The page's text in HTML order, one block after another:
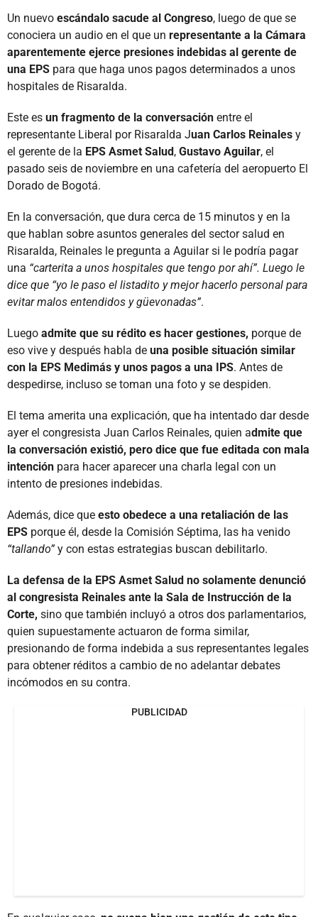
Un nuevo escándalo sacude al Congreso, luego de que se
conociera un audio en el que un representante a la Cámara
aparentemente ejerce presiones indebidas al gerente de
una EPS para que haga unos pagos determinados a unos
hospitales de Risaralda.
Este es un fragmento de la conversación entre el
representante Liberal por Risaralda Juan Carlos Reinales y
el gerente de la EPS Asmet Salud, Gustavo Aguilar, el
pasado seis de noviembre en una cafetería del aeropuerto El
Dorado de Bogotá.
En la conversación, que dura cerca de 15 minutos y en la
que hablan sobre asuntos generales del sector salud en
Risaralda, Reinales le pregunta a Aguilar si le podría pagar
una “carterita a unos hospitales que tengo por ahí”. Luego le
dice que “yo le paso el listadito y mejor hacerlo personal para
evitar malos entendidos y güevonadas”.
Luego admite que su rédito es hacer gestiones, porque de
eso vive y después habla de una posible situación similar
con la EPS Medimás y unos pagos a una IPS. Antes de
despedirse, incluso se toman una foto y se despiden.
El tema amerita una explicación, que ha intentado dar desde
ayer el congresista Juan Carlos Reinales, quien admite que
la conversación existió, pero dice que fue editada con mala
intención para hacer aparecer una charla legal con un
intento de presiones indebidas.
Además, dice que esto obedece a una retaliación de las
EPS porque él, desde la Comisión Séptima, las ha venido
“tallando”y con estas estrategias buscan debilitarlo.
La defensa de la EPS Asmet Salud no solamente denunció
al congresista Reinales ante la Sala de Instrucción de la
Corte, sino que también incluyó a otros dos parlamentarios,
quien supuestamente actuaron de forma similar,
presionando de forma indebida a sus representantes legales
para obtener réditos a cambio de no adelantar debates
incómodos en su contra.
PUBLICIDAD